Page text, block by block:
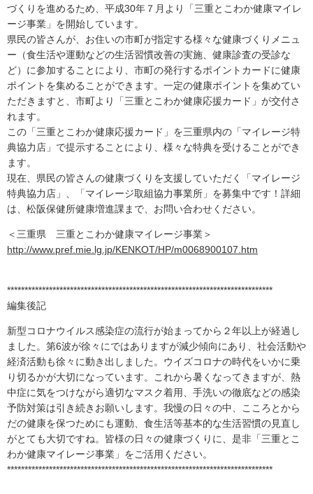
づくりを進めるため、平成30年７月より「三重とこわか健康マイレ
ージ事業」を開始しています。
県民の皆さんが、お住いの市町が指定する様々な健康づくりメニュ
ー（食生活や運動などの生活習慣改善の実施、健康診査の受診な
ど）に参加することにより、市町の発行するポイントカードに健康
ポイントを集めることができます。一定の健康ポイントを集めてい
ただきますと、市町より「三重とこわか健康応援カード」が交付さ
れます。
この「三重とこわか健康応援カード」を三重県内の「マイレージ特
典協力店」で提示することにより、様々な特典を受けることができ
ます。
現在、県民の皆さんの健康づくりを支援していただく「マイレージ
特典協力店」、「マイレージ取組協力事業所」を募集中です！詳細
は、松阪保健所健康増進課まで、お問い合わせください。
＜三重県 三重とこわか健康マイレージ事業＞
http://www.pref.mie.lg.jp/KENKOT/HP/m0068900107.htm
****************************************************************************
編集後記
新型コロナウイルス感染症の流行が始まってから２年以上が経過し
ました。第6波が徐々にではありますが減少傾向にあり、社会活動や
経済活動も徐々に動き出しました。ウイズコロナの時代をいかに乗
り切るかが大切になっています。これから暑くなってきますが、熱
中症に気をつけながら適切なマスク着用、手洗いの徹底などの感染
予防対策は引き続きお願いします。我慢の日々の中、こころとから
だの健康を保つためにも運動、食生活等基本的な生活習慣の見直し
がとても大切ですね。皆様の日々の健康づくりに、是非「三重とこ
わか健康マイレージ事業」をご活用ください。
****************************************************************************